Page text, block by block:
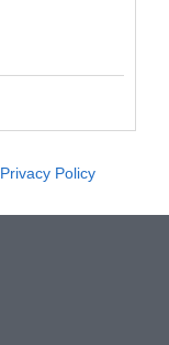
Privacy Policy